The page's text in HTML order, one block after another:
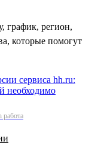
график, регион,
которые помогут
работа